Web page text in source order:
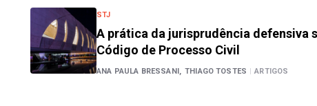
STJ
A prática da jurisprudência defensiva
Código de Processo Civil
ANA PAULA BRESSANI, THIAGO TOSTES | ARTIGOS